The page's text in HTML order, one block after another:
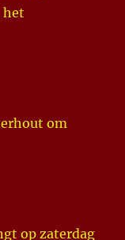
het
om
op zaterdag